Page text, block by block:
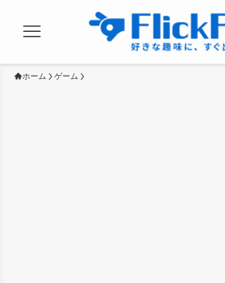
ホーム ゲーム